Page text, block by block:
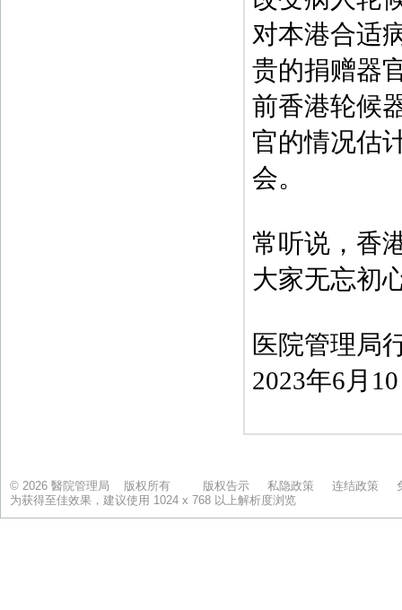
© 2026 醫院管理局 版权所有 版权告示 私隐政策 连结政策
为获得至佳效果，建议使用 1024 x 768 以上解析度浏览